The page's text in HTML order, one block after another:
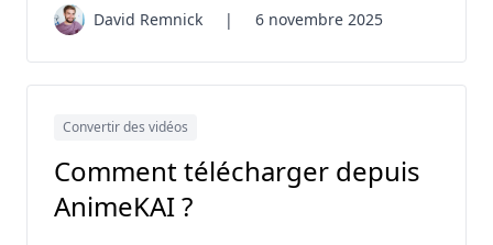
David Remnick | 6 novembre 2025
Convertir des vidéos
Comment télécharger depuis
AnimeKAI ?